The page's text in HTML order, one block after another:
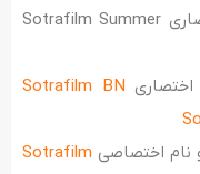
) با نام اختصاری Sotrafilm Summer
Sotrafilm BN
نام اختصاصی Sotrafilm